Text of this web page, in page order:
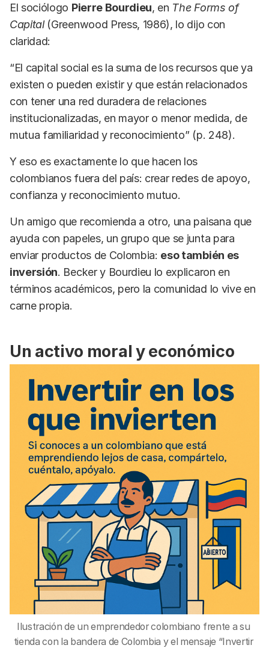
El sociólogo Pierre Bourdieu, en The Forms of
Capital(Greenwood Press, 1986), lo dijo con
claridad:
“El capital social es la suma de los recursos que ya
existen o pueden existir y que están relacionados
con tener una red duradera de relaciones
institucionalizadas, en mayor o menor medida, de
mutua familiaridad y reconocimiento” (p. 248).
Y eso es exactamente lo que hacen los
colombianos fuera del país: crear redes de apoyo,
confianza y reconocimiento mutuo.
Un amigo que recomienda a otro, una paisana que
ayuda con papeles, un grupo que se junta para
enviar productos de Colombia: eso también es
inversión. Becker y Bourdieu lo explicaron en
términos académicos, pero la comunidad lo vive en
carne propia.
Un activo moral y económico
Ilustración de un emprendedor colombiano frente a su
tienda con la bandera de Colombia y el mensaje “Invertir